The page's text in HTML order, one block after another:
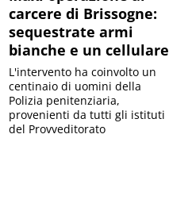
carcere di Brissogne:
sequestrate armi
bianche e un cellulare
L'intervento ha coinvolto un
centinaio di uomini della
Polizia penitenziaria,
provenienti da tutti gli istituti
del Provveditorato